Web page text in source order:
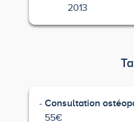
2013
Consultation
55€